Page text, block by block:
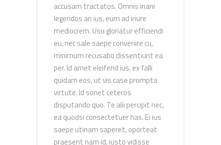
accusam tractatos. Omnis inani
legendos an ius, eum ad iriure
mediocrem. Usu gloriatur efficiendi
eu, nec sale saepe convenire cu,
minimum recusabo dissentiunt ea
per. Id amet eleifend ius, ex falli
quidam eos, ut vis case prompta
virtute. Id sonet ceteros
disputando quo. Te alii percipit nec,
ea quodsi consectetuer has. Ei ius
saepe utinam saperet, oporteat
praesent nam id, iusto vidisse